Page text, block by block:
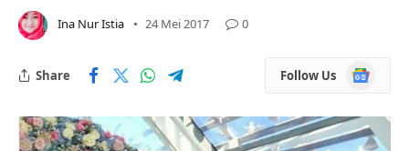
Ina Nur Istia 24 Mei 2017 0
Share Follow Us
Google
News